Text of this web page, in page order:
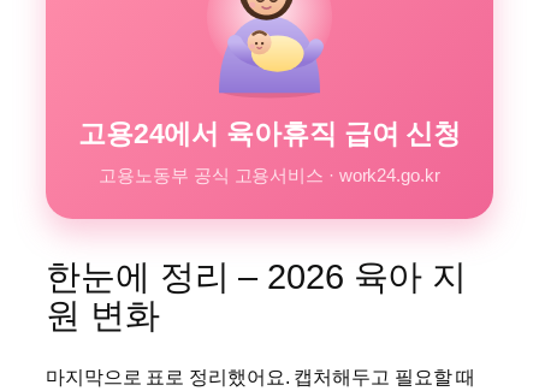
고용24에서 육아휴직 급여 신청
고용노동부 공식 고용서비스 · work24.go.kr
한눈에 정리 – 2026 육아 지
원 변화
마지막으로 표로 정리했어요. 캡처해두고 필요할 때